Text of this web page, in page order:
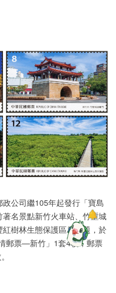
公司繼105年起發行「寶島
名景點新竹火車站、竹塹城
樹林生態保護區為主題，於
郵票—新竹」1套4枚，郵票